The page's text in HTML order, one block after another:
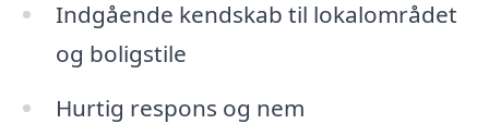
Indgående kendskab til lokalområdet
og boligstile
Hurtig respons og nem